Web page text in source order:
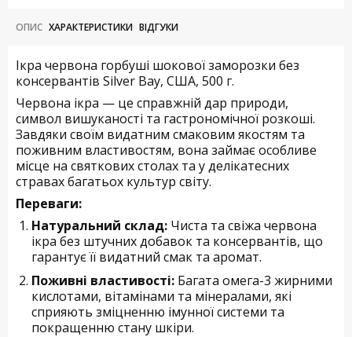
ОПИС ХАРАКТЕРИСТИКИ ВІДГУКИ
Ікра червона горбуші шокової заморозки без
консервантів Silver Bay, США, 500 г.
Червона ікра — це справжній дар природи,
символ вишуканості та гастрономічної розкоші.
Завдяки своїм видатним смаковим якостям та
поживним властивостям, вона займає особливе
місце на святкових столах та у делікатесних
стравах багатьох культур світу.
Переваги:
Натуральний склад: Чиста та свіжа червона
ікра без штучних добавок та консервантів, що
гарантує її видатний смак та аромат.
Поживні властивості: Багата омега-3 жирними
кислотами, вітамінами та мінералами, які
сприяють зміцненню імунної системи та
покращенню стану шкіри.